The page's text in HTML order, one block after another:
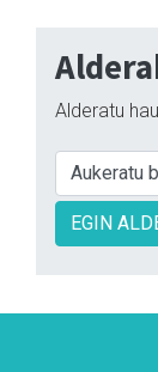
Alderatu
EGIN